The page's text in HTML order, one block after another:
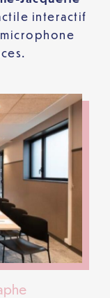
interactif